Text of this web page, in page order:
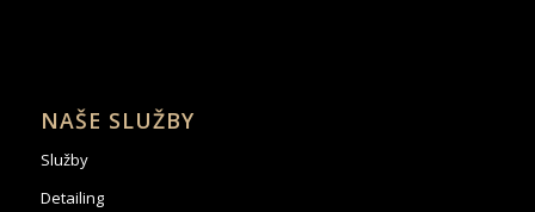
NAŠE SLUŽBY
Služby
Detailing